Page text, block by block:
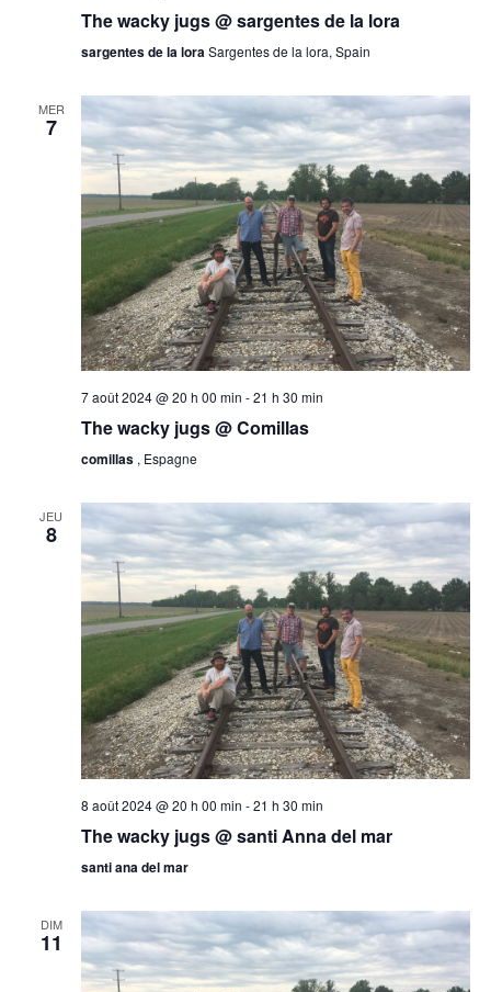
The wacky jugs @ sargentes de la lora
sargentes de la lora Sargentes de la lora, Spain
MER
7
7 août 2024 @ 20 h 00 min -21 h 30 min
The wacky jugs @ Comillas
comillas , Espagne
JEU
8
8 août 2024 @ 20 h 00 min -21 h 30 min
The wacky jugs @ santi Anna del mar
santi ana del mar
DIM
11